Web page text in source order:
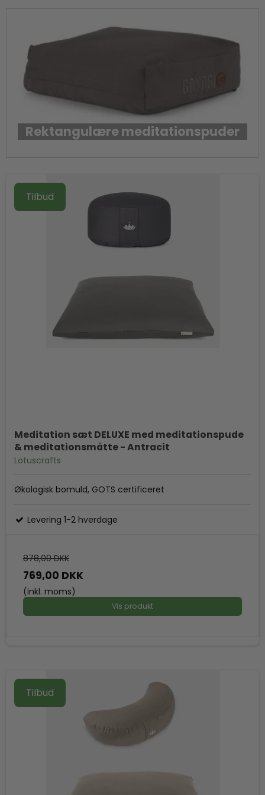
Rektangulære meditationspuder
Tilbud
Meditation sæt DELUXE med meditationspude
& meditationsmåtte - Antracit
Lotuscrafts
Økologisk bomuld, GOTS certificeret
Levering 1-2 hverdage
878,00 DKK
769,00 DKK
(inkl. moms)
Vis produkt
Tilbud